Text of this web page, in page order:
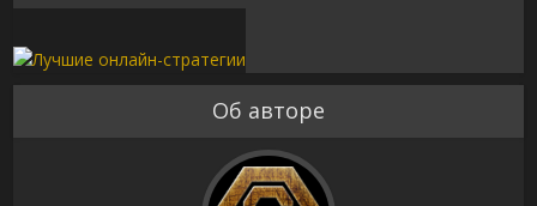
Об авторе